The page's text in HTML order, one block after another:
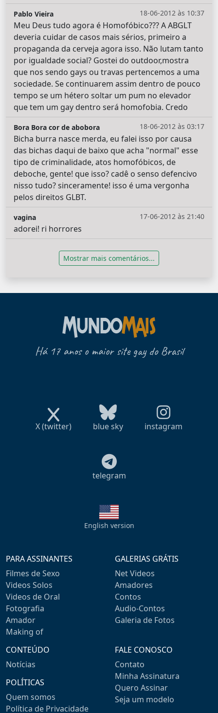
18-06-2012 às 10:37
Pablo Vieira
Meu Deus tudo agora é Homofóbico??? A ABGLT
deveria cuidar de casos mais sérios, primeiro a
propaganda da cerveja agora isso. Não lutam tanto
por igualdade social? Gostei do outdoor,mostra
que nos sendo gays ou travas pertencemos a uma
sociedade. Se continuarem assim dentro de pouco
tempo se um hétero soltar um pum no elevador
que tem um gay dentro será homofobia. Credo
18-06-2012 às 03:17
Bora Bora cor de abobora
Bicha burra nasce merda, eu falei isso por causa
das bichas daqui de baixo que acha "normal" esse
tipo de criminalidade, atos homofóbicos, de
deboche, gente! que isso? cadê o senso defencivo
nisso tudo? sinceramente! isso é uma vergonha
pelos direitos GLBT.
17-06-2012 às 21:40
vagina
adorei! ri horrores
Mostrar mais comentários...
Há 17 anos o maior site gay do Brasil
X (twitter) blue sky instagram
telegram
English version
PARA ASSINANTES
Filmes de Sexo
Videos Solos
Videos de Oral
Fotografia
Amador
Making of
GALERIAS GRÁTIS
Net Videos
Amadores
Contos
Audio-Contos
Galeria de Fotos
CONTEÚDO
Notícias
POLÍTICAS
Quem somos
Política de Privacidade
FALE CONOSCO
Contato
Minha Assinatura
Quero Assinar
Seja um modelo